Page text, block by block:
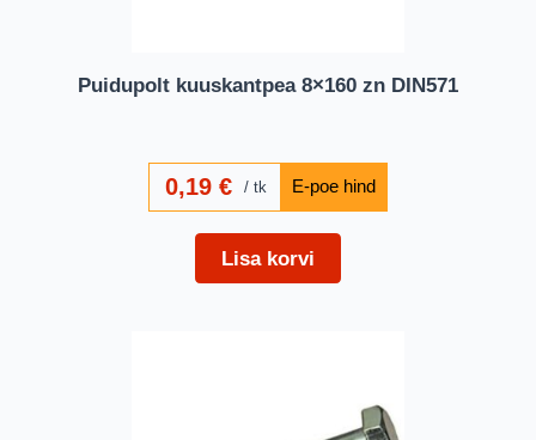
Puidupolt kuuskantpea 8×160 zn DIN571
0,19€ tk
Lisa korvi